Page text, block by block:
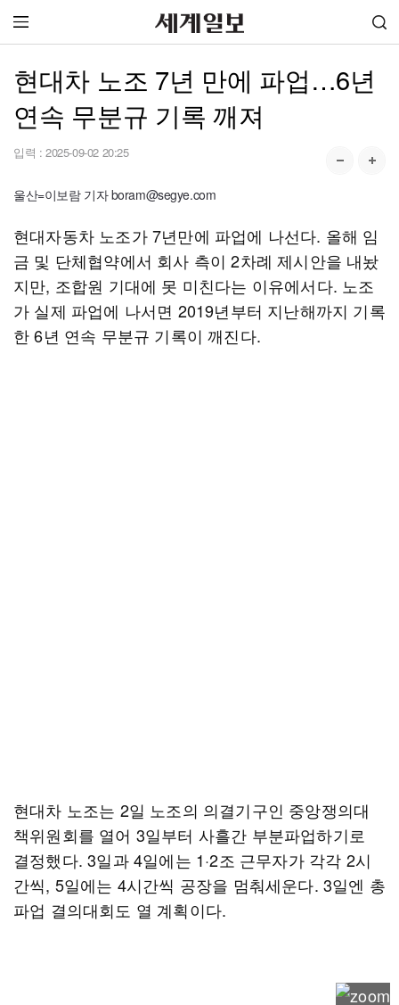
현대차 노조 7년 만에 파업…6년
연속 무분규 기록 깨져
입력 : 2025-09-02 20:25
울산=이보람 기자 boram@segye.com
현대자동차 노조가 7년만에 파업에 나선다. 올해 임
금 및 단체협약에서 회사 측이 2차례 제시안을 내놨
지만, 조합원 기대에 못 미친다는 이유에서다. 노조
가 실제 파업에 나서면 2019년부터 지난해까지 기록
한 6년 연속 무분규 기록이 깨진다.
현대차 노조는 2일 노조의 의결기구인 중앙쟁의대
책위원회를 열어 3일부터 사흘간 부분파업하기로
결정했다. 3일과 4일에는 1·2조 근무자가 각각 2시
간씩, 5일에는 4시간씩 공장을 멈춰세운다. 3일엔 총
파업 결의대회도 열 계획이다.